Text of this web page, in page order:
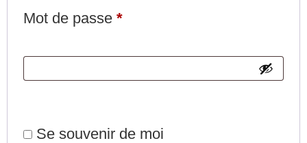
Mot de passe *
Se souvenir de moi